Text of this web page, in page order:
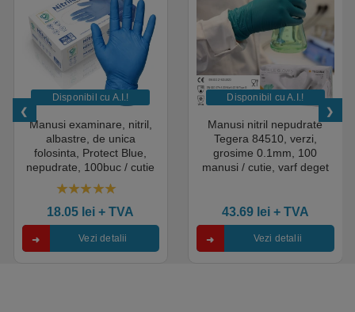
Disponibil cu A.I.​!
Manusi examinare, nitril,
albastre, de unica
folosinta, Protect Blue,
nepudrate, 100buc / cutie
pentru medical, HoReCa,
saloane si domeniul
industrial, calitate premium
18.05 lei + TVA
Vezi detalii
Disponibil cu A.I.​!
Manusi nitril nepudrate
Tegera 84510, verzi,
grosime 0.1mm, 100
manusi / cutie, varf deget
43.69 lei+ TVA
Vezi detalii